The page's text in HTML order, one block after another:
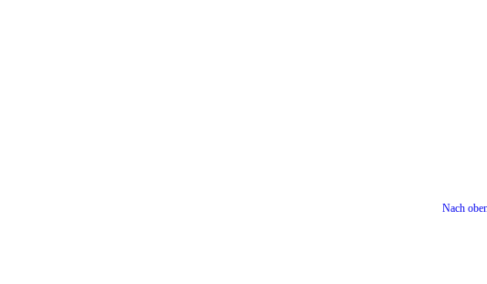
Nach